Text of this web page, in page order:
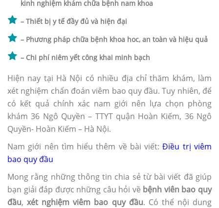
kinh nghiệm khám chữa bệnh nam khoa
– Thiết bị y tế đầy đủ và hiện đại
– Phương pháp chữa bệnh khoa hoc, an toàn và hiệu quả
– Chi phí niêm yết công khai minh bạch
Hiện nay tại Hà Nội có nhiều địa chỉ thăm khám, làm
xét nghiệm chẩn đoán viêm bao quy đầu. Tuy nhiên, để
có kết quả chính xác nam giới nên lựa chọn phòng
khám 36 Ngô Quyền – TTYT quận Hoàn Kiếm, 36 Ngô
Quyền- Hoàn Kiếm – Hà Nội.
Nam giới nên tìm hiểu thêm về bài viết:Điều trị viêm
bao quy đầu
Mong rằng những thông tin chia sẻ từ bài viết đã giúp
bạn giải đáp được những câu hỏi về bệnh viên bao quy
đầu,xét nghiệm viêm bao quy đầu. Có thể nội dung